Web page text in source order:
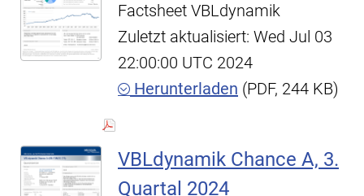
Factsheet VBLdynamik
Zuletzt aktualisiert: Wed Jul 03
22:00:00 UTC 2024
Herunterladen (PDF, 244 KB)
VBLdynamik Chance A, 3.
Quartal 2024